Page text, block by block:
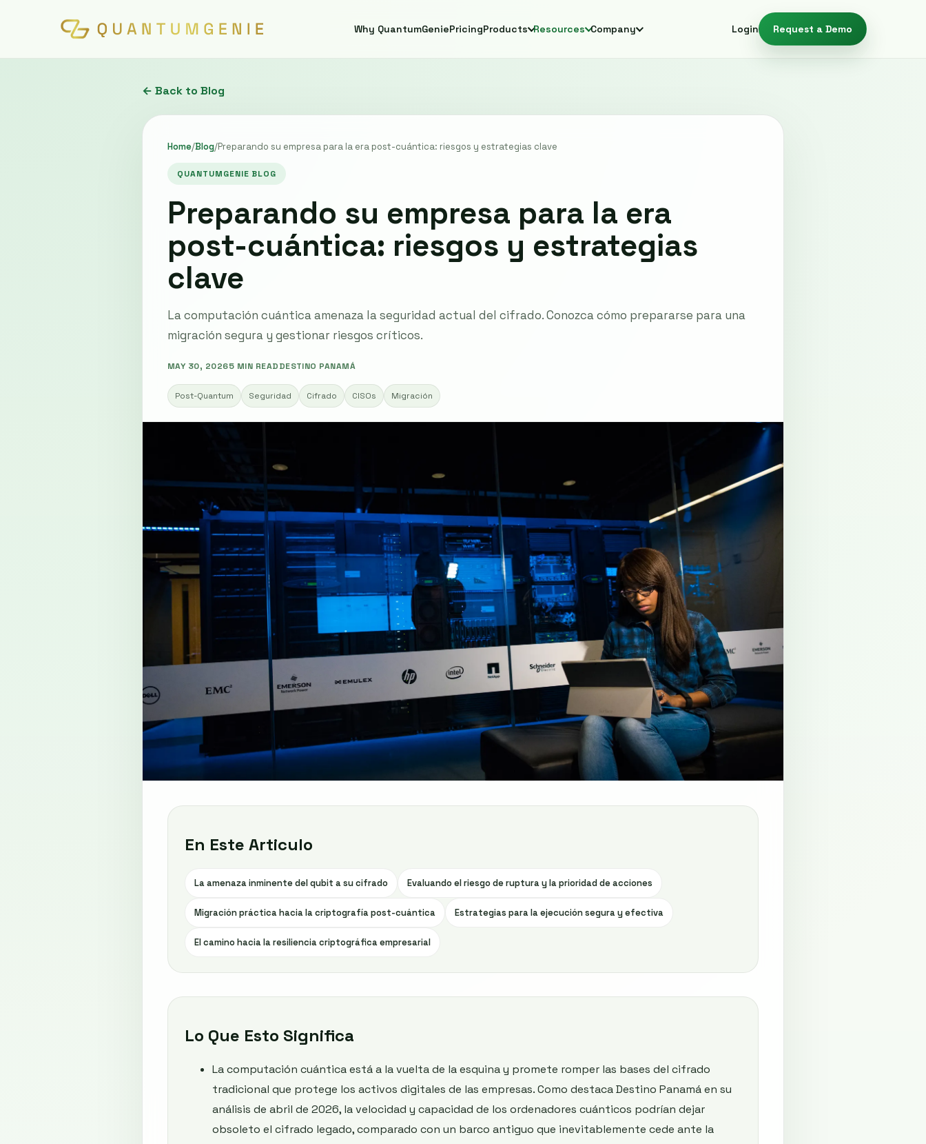
Why QuantumGeniePricingProducts Resources Company Login Request a Demo
← Back to Blog
Home/Blog/Preparando su empresa para la era post-cuántica: riesgos y estrategias clave
QUANTUMGENIE BLOG
Preparando su empresa para la era
post-cuántica: riesgos y estrategias
clave
La computación cuántica amenaza la seguridad actual del cifrado. Conozca cómo prepararse para una
migración segura y gestionar riesgos críticos.
MAY 30, 20265 MIN READDESTINO PANAMÁ
Post-Quantum Seguridad Cifrado CISOs Migración
En Este Articulo
La amenaza inminente del qubit a su cifrado Evaluando el riesgo de ruptura y la prioridad de acciones
Migración práctica hacia la criptografía post-cuántica Estrategias para la ejecución segura y efectiva
El camino hacia la resiliencia criptográfica empresarial
Lo Que Esto Significa
La computación cuántica está a la vuelta de la esquina y promete romper las bases del cifrado
tradicional que protege los activos digitales de las empresas. Como destaca Destino Panamá en su
análisis de abril de 2026, la velocidad y capacidad de los ordenadores cuánticos podrían dejar
obsoleto el cifrado legado, comparado con un barco antiguo que inevitablemente cede ante la